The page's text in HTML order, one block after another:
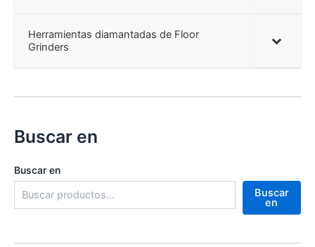
Herramientas diamantadas de Floor
Grinders
Buscar en
Buscar en
Buscar
en